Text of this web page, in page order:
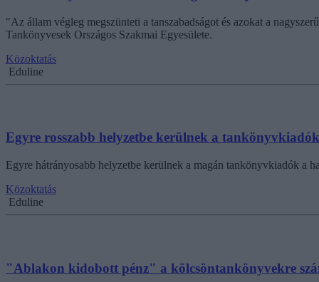
"Az állam végleg megszünteti a tanszabadságot és azokat a
Tankönyvesek Országos Szakmai Egyesülete.
Közoktatás
Eduline
Egyre rosszabb helyzetbe kerülnek a tankönyvkiadók
Egyre hátrányosabb helyzetbe kerülnek a magán tankönyvkiadók a
Közoktatás
Eduline
"Ablakon kidobott pénz" a kölcsöntankönyvekre